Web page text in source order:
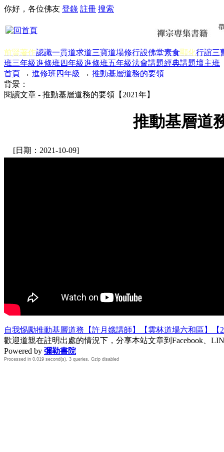
你好，各位佛友 登錄 註冊 搜索
前賢著作認識一貫道求道三寶道場修行設佛堂素食顯化行誼三
班三年級進修班四年級進修班五年級法會講題經典講題壇主班
首頁 → 進修班四年級 → 推動基層道務的要領
背景：
閱讀文章 - 推動基層道務的要領【2021年】
推動基層道
[日期：2021-10-09]
自我惕勵推動基層道務【許月娥講師】【雲林道場六和區】【
歡迎道親在註明出處的情況下，分享本站文章到Facebook、
Powered by 彌勒書院
Processed in 0.019 second(s), 3 queries, Gzip disabled